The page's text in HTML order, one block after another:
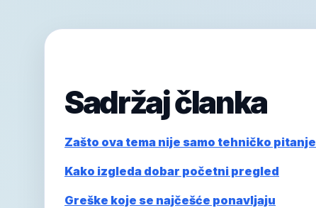
Sadržaj članka
Zašto ova tema nije samo tehničko pitanje
Kako izgleda dobar početni pregled
Greške koje se najčešće ponavljaju